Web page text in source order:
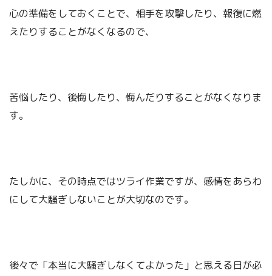
心の準備をしておくことで、相手を攻撃したり、報復に燃
えたりすることがなくなるので、
苦悩したり、後悔したり、悔んだりすることがなくなりま
す。
たしかに、その時点ではツライ作業ですが、感情をあらわ
にして大騒ぎしないことが大切なのです。
後々で「本当に大騒ぎしなくてよかった」と思える日が必